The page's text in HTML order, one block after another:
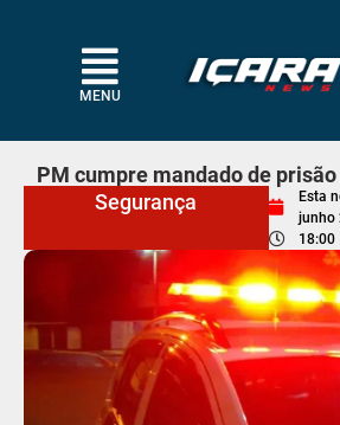
MENU
PM cumpre mandado de prisão
Segurança
Esta
junho
18:00